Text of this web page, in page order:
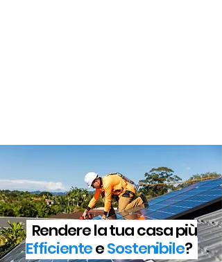
Rendere la tua casa più
EfficienteeSostenibile?